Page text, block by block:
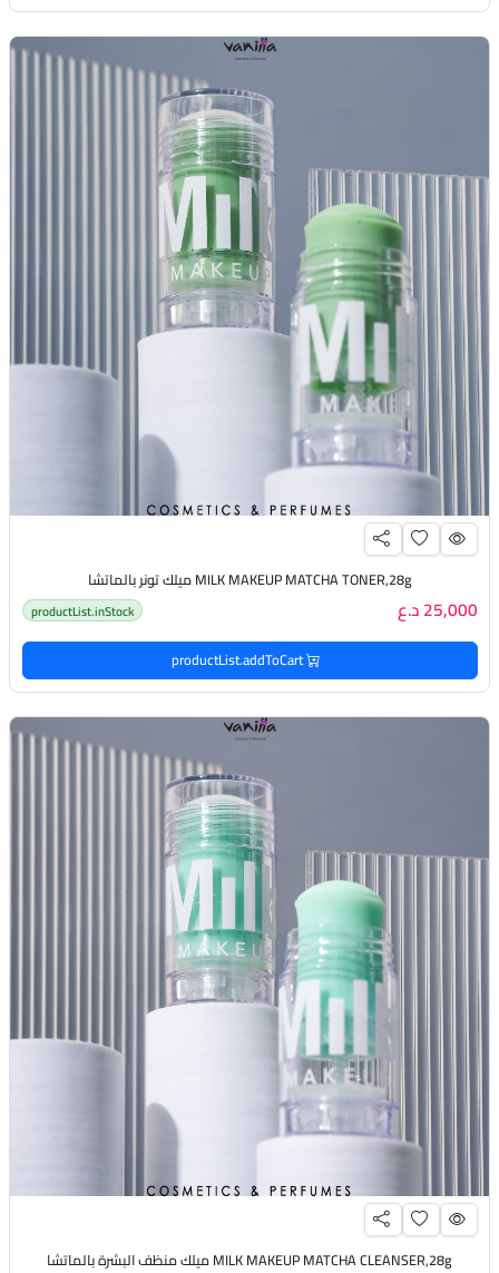
MILK MAKEUP MATCHA TONER,28g ميلك تونر بالماتشا
25,000 د.ع productList.inStock
productList.addToCart
MILK MAKEUP MATCHA CLEANSER,28g ميلك منظف البشرة بالماتشا